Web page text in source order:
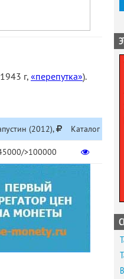
г, «перепутка»).
(2012), Каталог
>100000